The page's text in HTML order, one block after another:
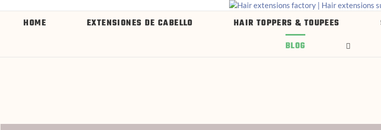
HOME EXTENSIONES DE CABELLO HAIR TOPPERS & TOUPEES
BLOG